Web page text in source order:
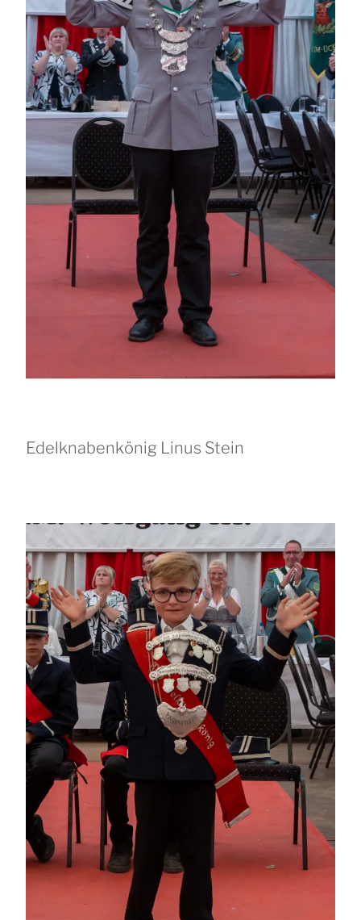
Edelknabenkönig Linus Stein